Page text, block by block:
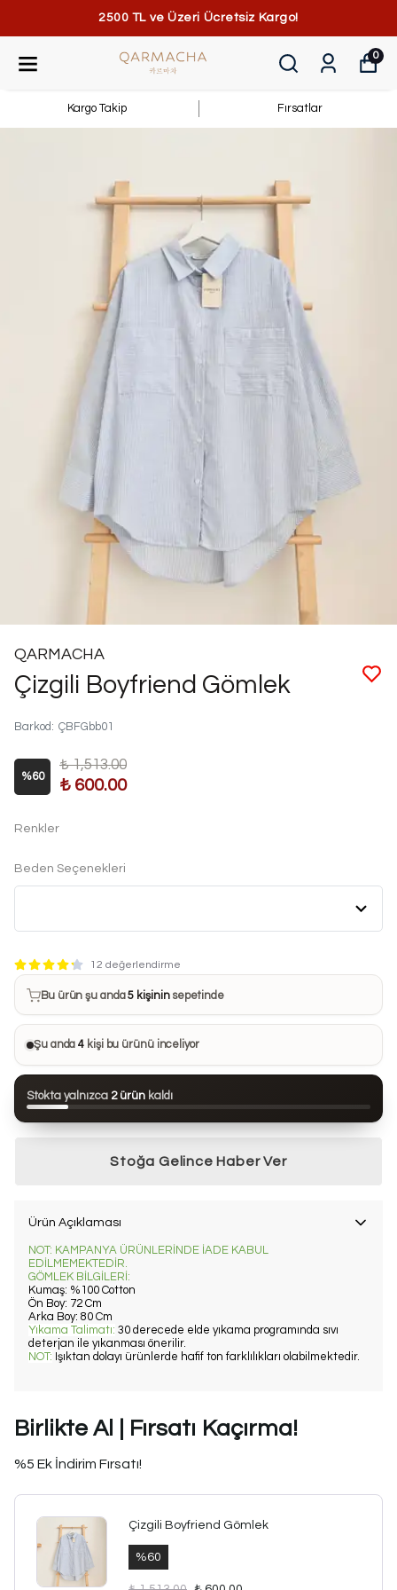
2500 TL ve Üzeri Ücretsiz Kargo!
0
Kargo Takip Fırsatlar
QARMACHA
Çizgili Boyfriend Gömlek
Barkod : ÇBFGbb01
%60
₺ 1,513.00
₺ 600.00
Renkler
Beden Seçenekleri
12 değerlendirme
Bu ürün şu anda5 kişininsepetinde
Bu ürünü 30 kişi favorilerine ekledi
Bu ürün son 24 saatte80 kezgörüntülendi
Şu anda4 kişi bu ürünü inceliyor
Stokta yalnızca 2 ürün kaldı
Stoğa Gelince Haber Ver
Ürün Açıklaması
NOT: KAMPANYA ÜRÜNLERİNDE İADE KABUL
EDİLMEMEKTEDİR.
GÖMLEK BİLGİLERİ:
Kumaş: %100 Cotton
Ön Boy: 72 Cm
Arka Boy: 80 Cm
Yıkama Talimatı: 30 derecede elde yıkama programında sıvı
deterjan ile yıkanması önerilir.
NOT: Işıktan dolayı ürünlerde hafif ton farklılıkları olabilmektedir.
Birlikte Al | Fırsatı Kaçırma!
%5 Ek İndirim Fırsatı!
Çizgili Boyfriend Gömlek
%60